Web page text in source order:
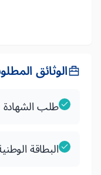
الوثائق
طلب الشهادة
البطاقة